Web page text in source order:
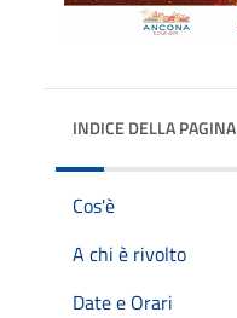
INDICE DELLA PAGINA
Cos'è
A chi è rivolto
Date e Orari